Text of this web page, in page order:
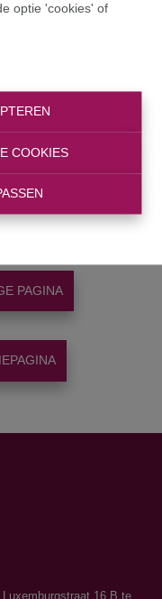
optie 'cookies' of
COOKIES
!
zo spoedig mogelijk
PAGINA
16 B te